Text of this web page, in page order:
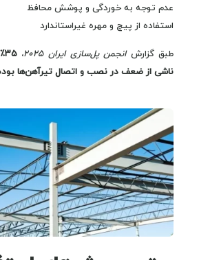
عدم توجه به خوردگی و پوشش محافظ
استفاده از پیچ و مهره غیراستاندارد
طبق گزارشانجمن پل‌سازی ایران ۲۰۲۵ ،
ناشی از ضعف در نصب و اتصال تیرآهن‌ها